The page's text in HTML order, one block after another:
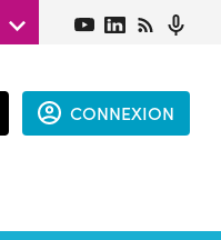
CONNEXION